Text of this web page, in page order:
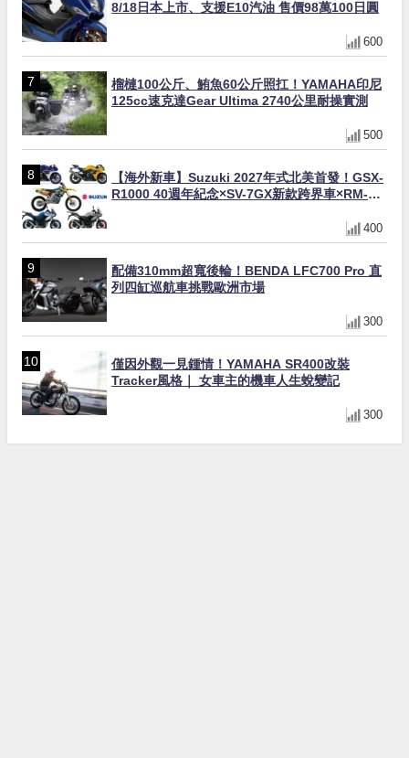
8/18日本上市、支援E10汽油 售價98萬100日圓
600
榴槤100公斤、鮪魚60公斤照扛！YAMAHA印尼
125cc速克達Gear Ultima 2740公里耐操實測
500
【海外新車】Suzuki 2027年式北美首發！GSX-
R1000 40週年紀念×SV-7GX新款跨界車×RM-
400
配備310mm超寬後輪！BENDA LFC700 Pro 直
列四缸巡航車挑戰歐洲市場
300
僅因外觀一見鍾情！YAMAHA SR400改裝
Tracker風格｜ 女車主的機車人生蛻變記
300